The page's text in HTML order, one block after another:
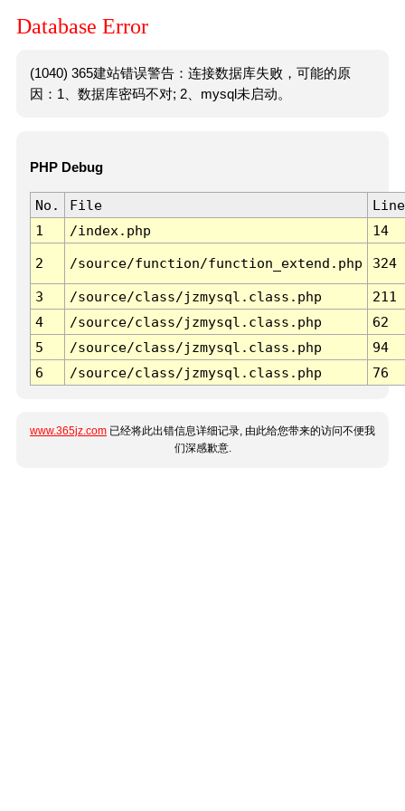
Database Error
(1040) 365建站错误警告：连接数据库失败，可能的原
因：1、数据库密码不对; 2、mysql未启动。
PHP Debug
No. File
Line
1
/index.php 14
2 /source/function/function_extend.php 324
3 /source/class/jzmysql.class.php
211
4
/source/class/jzmysql.class.php
62
5
/source/class/jzmysql.class.php
94
6
/source/class/jzmysql.class.php 76
www.365jz.com 已经将此出错信息详细记录, 由此给您带来的访问不便我
们深感歉意.